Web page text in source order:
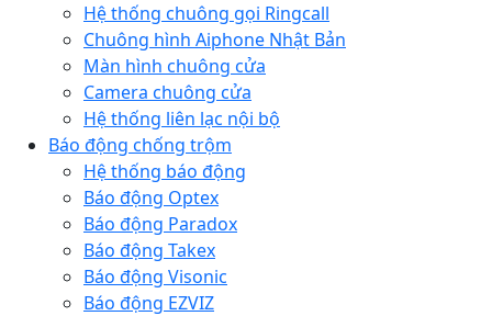
Hệ thống chuông gọi Ringcall
Chuông hình Aiphone Nhật Bản
Màn hình chuông cửa
Camera chuông cửa
Hệ thống liên lạc nội bộ
Báo động chống trộm
Hệ thống báo động
Báo động Optex
Báo động Paradox
Báo động Takex
Báo động Visonic
Báo động EZVIZ